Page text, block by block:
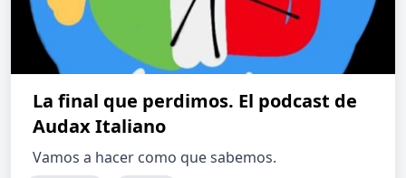
La final que perdimos. El podcast de
Audax Italiano
Vamos a hacer como que sabemos.